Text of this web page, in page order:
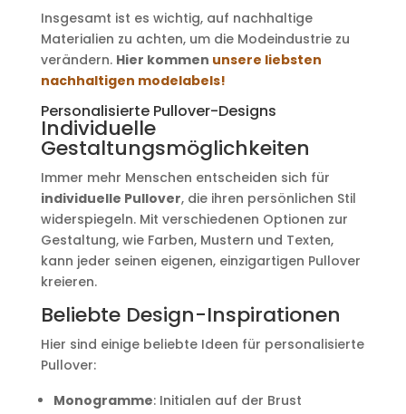
Insgesamt ist es wichtig, auf nachhaltige
Materialien zu achten, um die Modeindustrie zu
verändern. Hier kommen unsere liebsten
nachhaltigen modelabels!
Personalisierte Pullover-Designs
Individuelle
Gestaltungsmöglichkeiten
Immer mehr Menschen entscheiden sich für
individuelle Pullover, die ihren persönlichen Stil
widerspiegeln. Mit verschiedenen Optionen zur
Gestaltung, wie Farben, Mustern und Texten,
kann jeder seinen eigenen, einzigartigen Pullover
kreieren.
Beliebte Design-Inspirationen
Hier sind einige beliebte Ideen für personalisierte
Pullover:
Monogramme: Initialen auf der Brust